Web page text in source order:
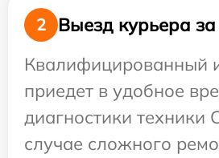
2
Выезд курьера
Квалифицированный
приедет в удобное
диагностики техники
случае сложного